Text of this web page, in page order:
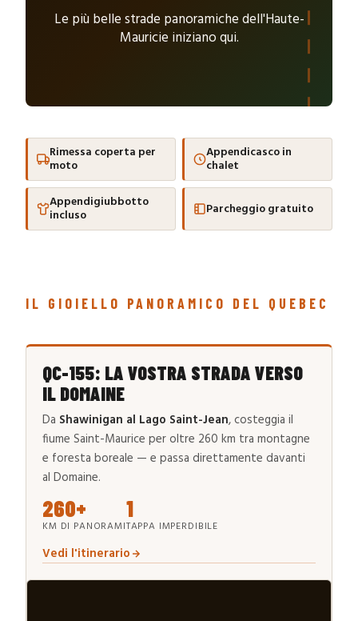
Le più belle strade panoramiche dell'Haute-
Mauricie iniziano qui.
Rimessa coperta per
moto
Appendicasco in
chalet
Appendigiubbotto
incluso Parcheggio gratuito
IL GIOIELLO PANORAMICO DEL QUEBEC
QC-155: LA VOSTRA STRADA VERSO
IL DOMAINE
Da Shawinigan al Lago Saint-Jean, costeggia il
fiume Saint-Maurice per oltre 260 km tra montagne
e foresta boreale — e passa direttamente davanti
al Domaine.
260+
KM DI PANORAMI
1
TAPPA IMPERDIBILE
Vedi l'itinerario